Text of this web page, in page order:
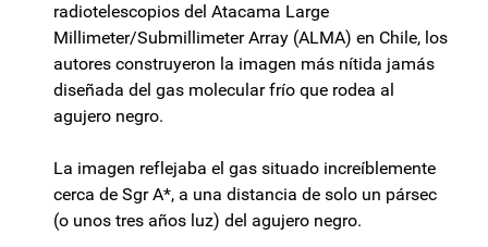
radiotelescopios del Atacama Large
Millimeter/Submillimeter Array (ALMA) en Chile, los
autores construyeron la imagen más nítida jamás
diseñada del gas molecular frío que rodea al
agujero negro.
La imagen reflejaba el gas situado increíblemente
cerca de Sgr A*, a una distancia de solo un pársec
(o unos tres años luz) del agujero negro.